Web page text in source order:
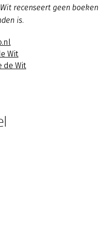
recenseert geen boeken
is.
Wit
de Wit